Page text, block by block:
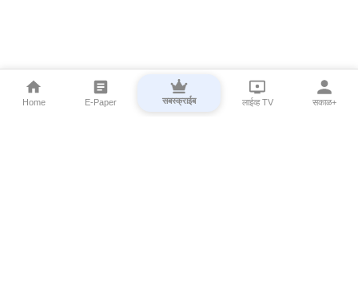
Home E-Paper सबस्क्राईब लाईव्ह TV सकाळ+